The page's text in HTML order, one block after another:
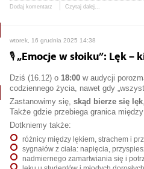
Dodaj komentarz Czytaj dalej...
wtorek, 16 grudnia 2025 14:38
🎙️ „Emocje w słoiku”: Lęk –
Dziś (16.12) o 18:00 w audycji
codziennego życia, nawet gdy
Zastanowimy się, skąd bierze się lęk
Także gdzie przebiega granica
Dotkniemy także:
różnicy między lękiem, strachem i
sygnałów z ciała: napięcia,
nadmiernego zamartwiania się i